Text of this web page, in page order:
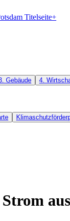
Titelseite+
Gebäude 4.